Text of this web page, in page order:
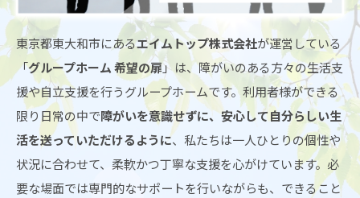
東京都東大和市にあるエイムトップ株式会社が運営している
「グループホーム 希望の扉」は、障がいのある方々の生活支
援や自立支援を行うグループホームです。利用者様ができる
限り日常の中で障がいを意識せずに、安心して自分らしい生
活を送っていただけるように、私たちは一人ひとりの個性や
状況に合わせて、柔軟かつ丁寧な支援を心がけています。必
要な場面では専門的なサポートを行いながらも、できること